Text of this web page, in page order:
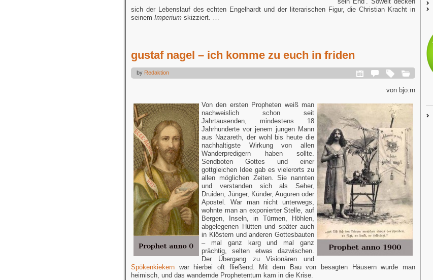
sich der Lebenslauf des echten Engelhardt und der literarischen Figur, die Christian Kracht in
seinem Imperium skizziert. …
gustaf nagel – ich komme zu euch in friden
by Redaktion
von bjo:rn
Von den ersten Propheten weiß man
nachweislich schon seit
Jahrtausenden, mindestens 18
Jahrhunderte vor jenem jungen Mann
aus Nazareth, der wohl bis heute die
nachhaltigste Wirkung von allen
Wanderpredigern haben sollte.
Sendboten Gottes und einer
gottgleichen Idee gab es vielerorts zu
allen möglichen Zeiten. Sie nannten
und verstanden sich als Seher,
Druiden, Jünger, Künder, Auguren oder
Apostel. War man nicht unterwegs,
wohnte man an exponierter Stelle, auf
Bergen, Inseln, in Türmen, Höhlen,
abgelegenen Hütten und später auch
in Klöstern und anderen Gottesbauten
– mal ganz karg und mal ganz
prächtig, selten etwas dazwischen.
Der Übergang zu Visionären und
Spökenkiekern war hierbei oft fließend. Mit dem Bau von besagten Häusern wurde man
heimisch, und das wandernde Prophetentum kam in die Krise.